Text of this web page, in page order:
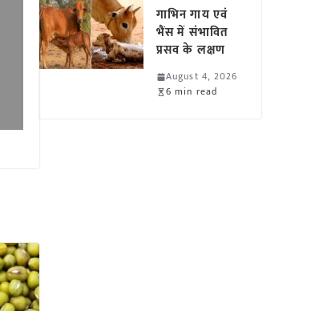
गाभिन गाय एवं
भैंस में संभावित
प्रसव के लक्षण
August 4, 2026
6 min read